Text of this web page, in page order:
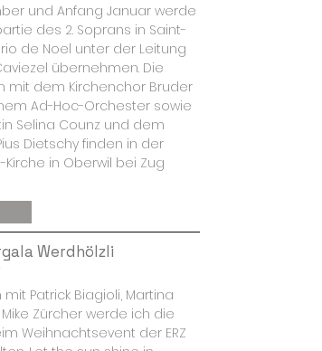
und Anfang Januar werde
des 2. Soprans in Saint-
de Noel unter der Leitung
übernehmen. Die
mit dem Kirchenchor Bruder
Ad-Hoc-Orchester sowie
Selina Counz und dem
Dietschy finden in der
Kirche in Oberwil bei Zug
Werdhölzli
Patrick Biagioli, Martina
Zürcher werde ich die
Weihnachtsevent der ERZ